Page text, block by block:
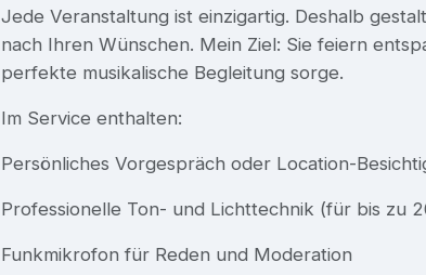
Jede Veranstaltung ist einzigartig. Deshalb
nach Ihren Wünschen. Mein Ziel: Sie feiern
perfekte musikalische Begleitung sorge.
Im Service enthalten:
Persönliches Vorgespräch oder Location-
Professionelle Ton- und Lichttechnik (für bis zu
Funkmikrofon für Reden und Moderation